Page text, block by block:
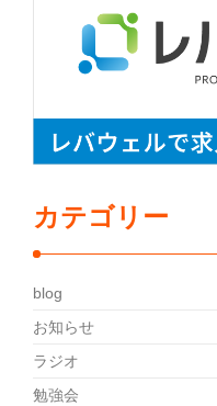
カテゴリー
blog
お知らせ
ラジオ
勉強会